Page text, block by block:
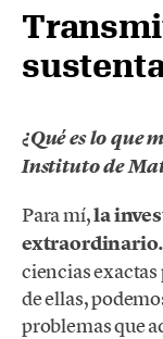
¿Qué es lo que
Instituto de
Para mí,la
extraordinario.
ciencias
de ellas,
problemas que